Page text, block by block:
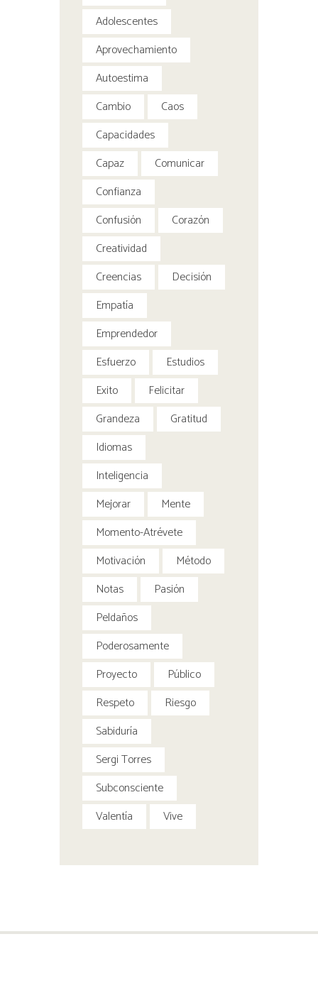
Adolescentes
Aprovechamiento
Autoestima
Cambio
Caos
Capacidades
Capaz
Comunicar
Confianza
Confusión
Corazón
Creatividad
Creencias
Decisión
Empatía
Emprendedor
Esfuerzo
Estudios
Exito
Felicitar
Grandeza
Gratitud
Idiomas
Inteligencia
Mejorar
Mente
Momento-Atrévete
Motivación
Método
Notas
Pasión
Peldaños
Poderosamente
Proyecto
Público
Respeto
Riesgo
Sabiduría
Sergi Torres
Subconsciente
Valentía
Vive